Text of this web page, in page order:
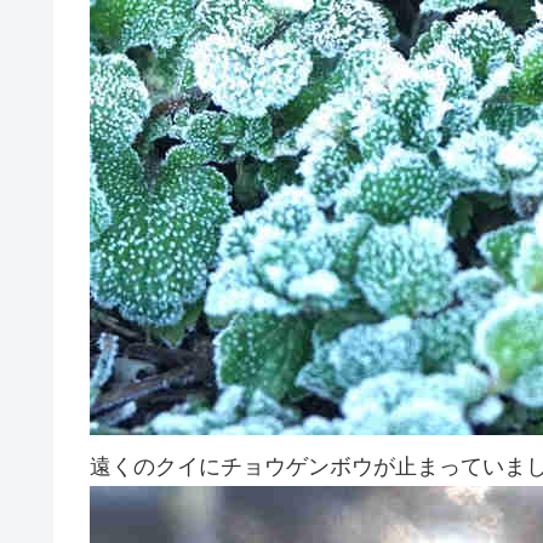
遠くのクイにチョウゲンボウが止まっていま